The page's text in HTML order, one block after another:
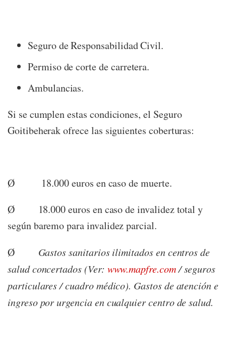
Seguro de Responsabilidad Civil.
Permiso de corte de carretera.
Ambulancias.
Si se cumplen estas condiciones, el Seguro
Goitibeherak ofrece las siguientes coberturas:
Ø
18.000 euros en caso de muerte.
Ø
18.000 euros en caso de invalidez total y
según baremo para invalidez parcial.
Ø
Gastos sanitarios ilimitados en centros de
salud concertados (Ver: www.mapfre.com/ seguros
particulares / cuadro médico). Gastos de atención e
ingreso por urgencia en cualquier centro de salud.